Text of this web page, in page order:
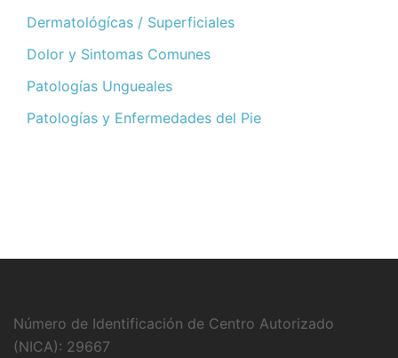
Dermatológícas / Superficiales
Dolor y Sintomas Comunes
Patologías Ungueales
Patologías y Enfermedades del Pie
Número de Identificación de Centro Autorizado
(NICA): 29667